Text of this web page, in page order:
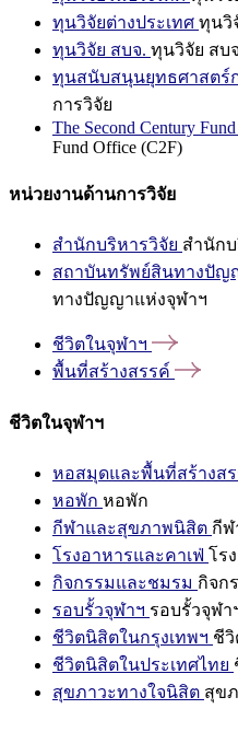
ทุนวิจัยต่างประเทศ ทุนวิ
ทุนวิจัย สบจ. ทุนวิจัย สบ
ทุนสนับสนุนยุทธศาสตร์
การวิจัย
The Second Century
Fund Office (C2F)
หน่วยงานด้านการวิจัย
สำนักบริหารวิจัย สำนัก
สถาบันทรัพย์สินทางปัญ
ทางปัญญาแห่งจุฬาฯ
ชีวิตในจุฬาฯ
พื้นที่สร้างสรรค์
ชีวิตในจุฬาฯ
หอสมุดและพื้นที่สร้างส
หอพัก หอพัก
กีฬาและสุขภาพนิสิต กี
โรงอาหารและคาเฟ่ โร
กิจกรรมและชมรม กิจก
รอบรั้วจุฬาฯ รอบรั้วจุฬา
ชีวิตนิสิตในกรุงเทพฯ ชีวิ
ชีวิตนิสิตในประเทศไทย
สุขภาวะทางใจนิสิต สุข